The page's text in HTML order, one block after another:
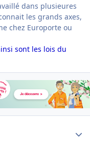
dans plusieures
les grands axes,
chez Europorte ou
sont les lois du